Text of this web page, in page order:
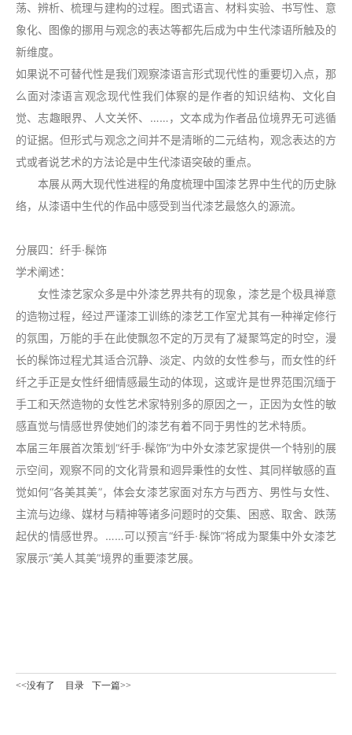
荡、辨析、梳理与建构的过程。图式语言、材料实验、书写性、意
象化、图像的挪用与观念的表达等都先后成为中生代漆语所触及的
新维度。
如果说不可替代性是我们观察漆语言形式现代性的重要切入点，那
么面对漆语言观念现代性我们体察的是作者的知识结构、文化自
觉、志趣眼界、人文关怀、……，文本成为作者品位境界无可逃循
的证据。但形式与观念之间并不是清晰的二元结构，观念表达的方
式或者说艺术的方法论是中生代漆语突破的重点。
本展从两大现代性进程的角度梳理中国漆艺界中生代的历史脉
络，从漆语中生代的作品中感受到当代漆艺最悠久的源流。
分展四：纤手·髹饰
学术阐述：
女性漆艺家众多是中外漆艺界共有的现象，漆艺是个极具禅意
的造物过程，经过严谨漆工训练的漆艺工作室尤其有一种禅定修行
的氛围，万能的手在此使飘忽不定的万灵有了凝聚笃定的时空，漫
长的髹饰过程尤其适合沉静、淡定、内敛的女性参与，而女性的纤
纤之手正是女性纤细情感最生动的体现，这或许是世界范围沉缅于
手工和天然造物的女性艺术家特别多的原因之一，正因为女性的敏
感直觉与情感世界使她们的漆艺有着不同于男性的艺术特质。
本届三年展首次策划“纤手·髹饰”为中外女漆艺家提供一个特别的展
示空间，观察不同的文化背景和迥异秉性的女性、其同样敏感的直
觉如何“各美其美”，体会女漆艺家面对东方与西方、男性与女性、
主流与边缘、媒材与精神等诸多问题时的交集、困惑、取舍、跌荡
起伏的情感世界。……可以预言“纤手·髹饰”将成为聚集中外女漆艺
家展示“美人其美”境界的重要漆艺展。
<<没有了 目录 下一篇>>